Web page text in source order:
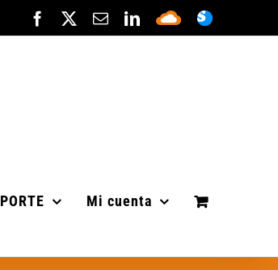
Facebook
X
Correo
electrónico
LinkedIn
Sepa
Cloud
Mi cuenta